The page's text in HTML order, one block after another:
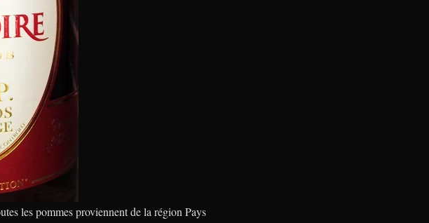
les pommes proviennent de la région Pays